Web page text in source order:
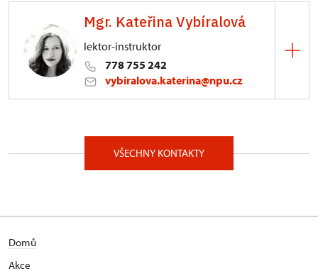
Mgr. Kateřina Vybíralová
lektor-instruktor
778 755 242
vybiralova.katerina@npu.cz
Liliová 219/5, Praha 11000
VŠECHNY KONTAKTY
Domů
Akce